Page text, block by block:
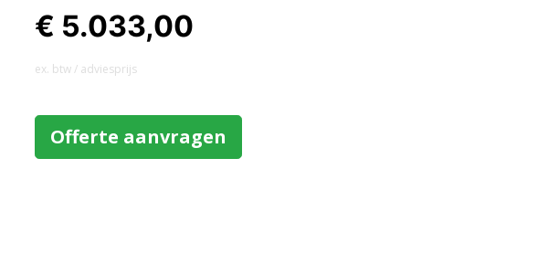
€ 5.033,00
ex. btw / adviesprijs
Offerte aanvragen